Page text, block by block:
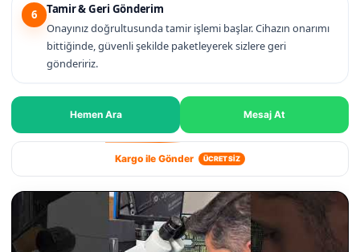
6
Tamir & Geri Gönderim
Onayınız doğrultusunda tamir işlemi başlar. Cihazın onarımı
bittiğinde, güvenli şekilde paketleyerek sizlere geri
göndeririz.
Hemen Ara Mesaj At
Kargo ile Gönder ÜCRETSİZ